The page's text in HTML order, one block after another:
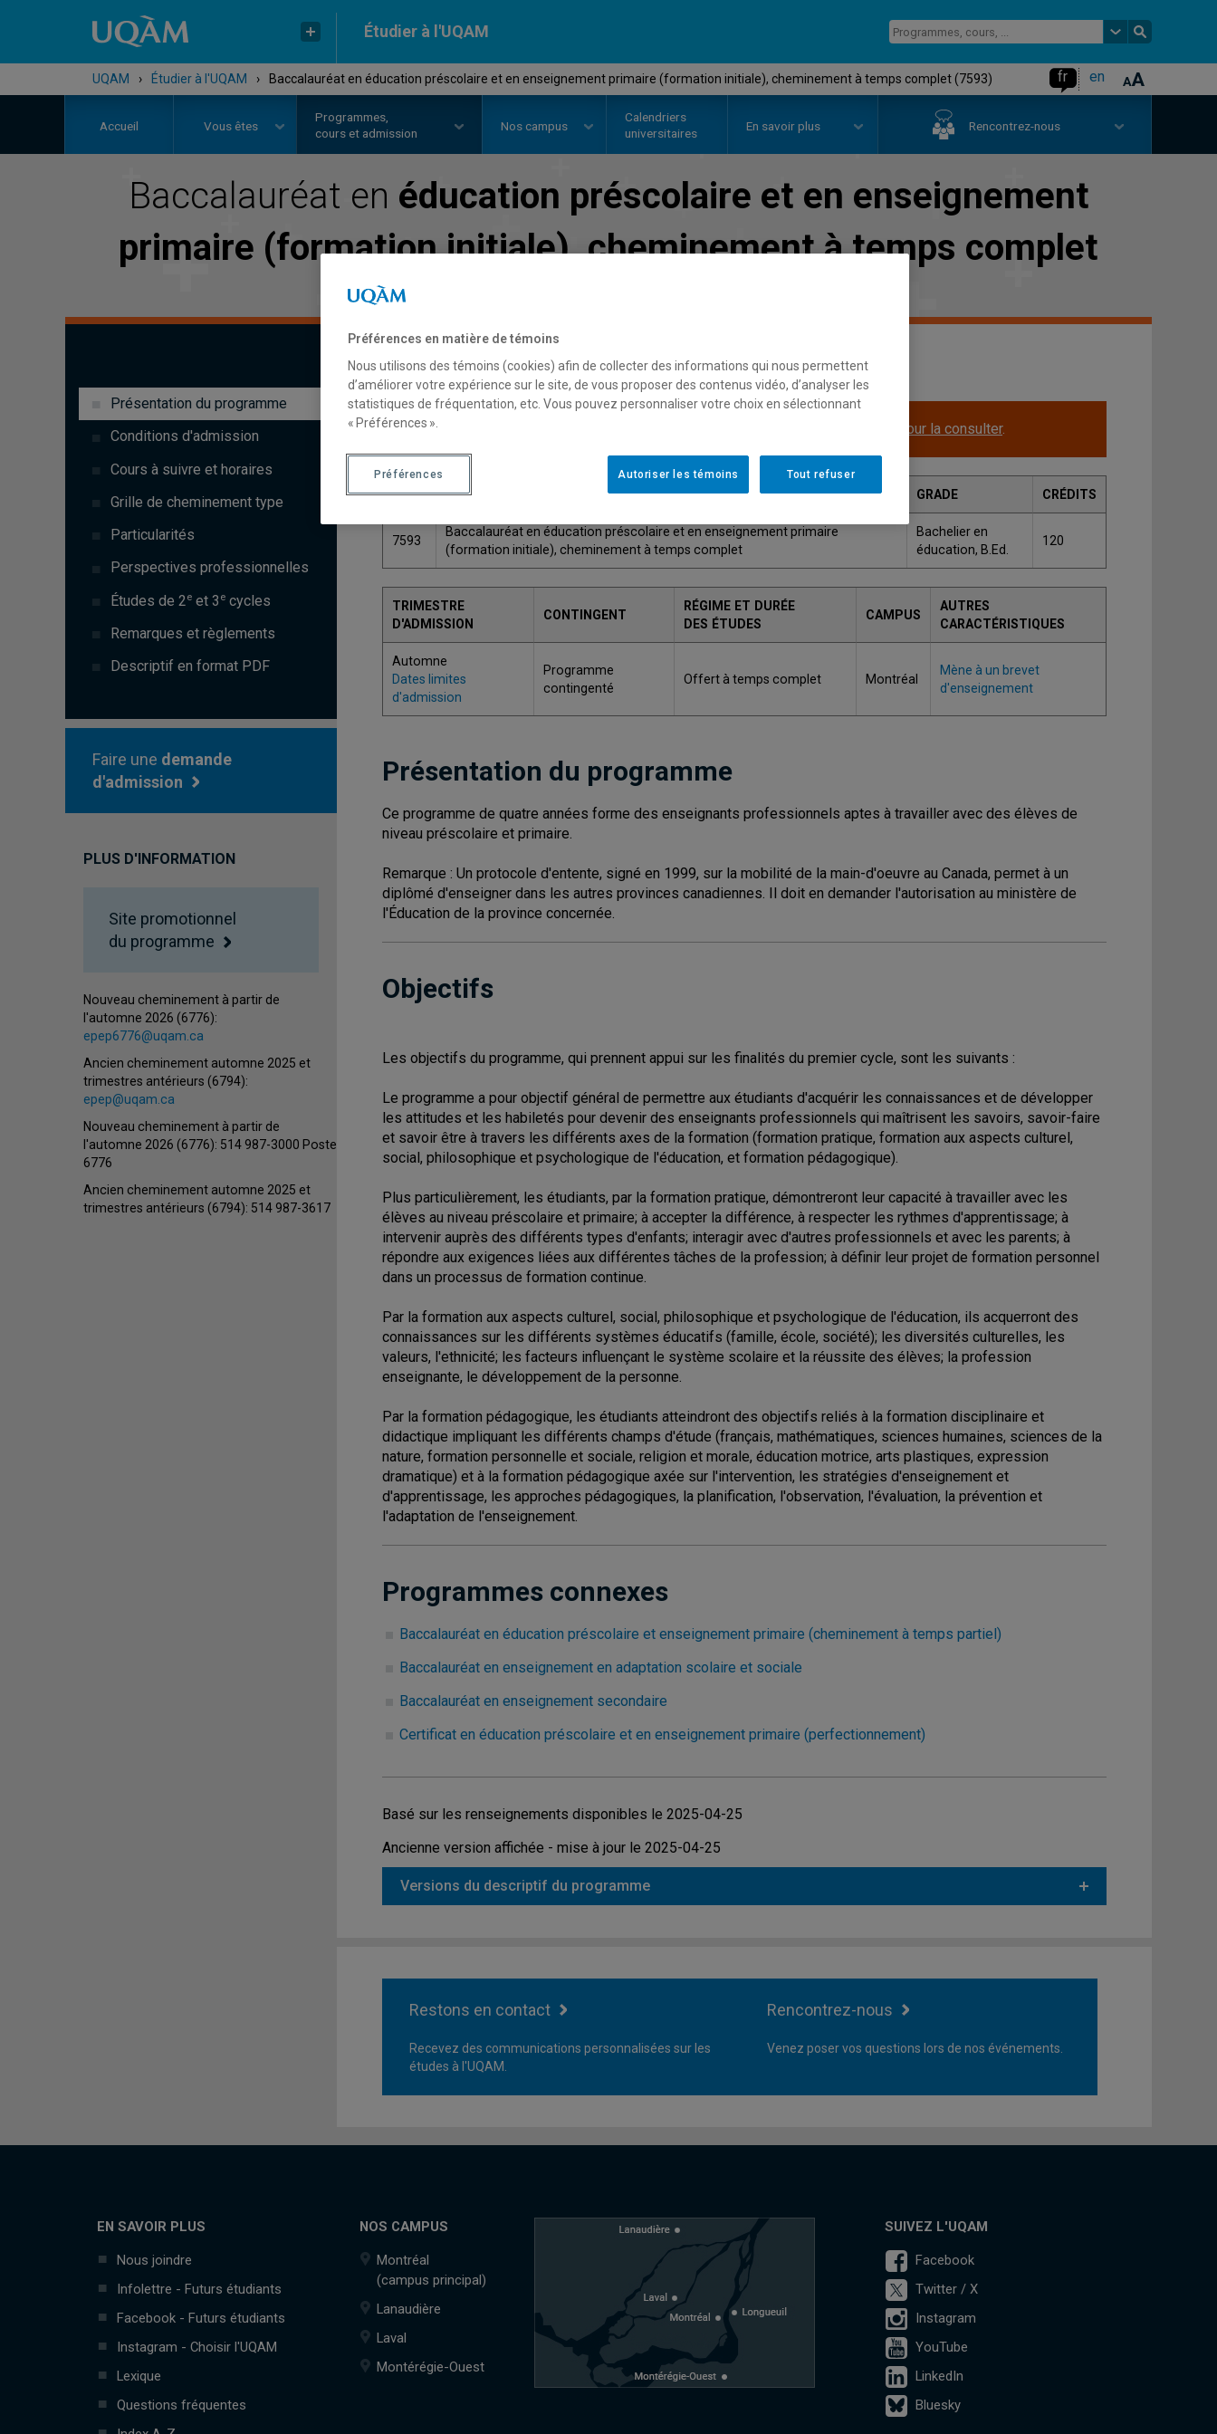
Étudier à l'UQAM
UQAM › Étudier à l'UQAM › Baccalauréat en éducation préscolaire et en enseignement primaire (formation initiale), cheminement à temps complet (7593) fr en
Accueil Vous êtes
Programmes,
cours et admission
Nos campus
Calendriers
universitaires
En savoir plus Rencontrez-nous
Baccalauréat en éducation préscolaire et en enseignement
primaire (formation initiale), cheminement à temps complet
Présentation du programme
Conditions d'admission
Cours à suivre et horaires
Grille de cheminement type
Particularités
Perspectives professionnelles
Études de 2 e et 3 e cycles
Remarques et règlements
Descriptif en format PDF
Faire une demande
d'admission
PLUS D'INFORMATION
Site promotionnel
du programme
Nouveau cheminement à partir de
l'automne 2026 (6776):
epep6776@uqam.ca
Ancien cheminement automne 2025 et
trimestres antérieurs (6794):
epep@uqam.ca
Nouveau cheminement à partir de
l'automne 2026 (6776): 514 987-3000 Poste
6776
Ancien cheminement automne 2025 et
trimestres antérieurs (6794): 514 987-3617
Cliquez ici pour la consulter.
CODE TITRE GRADE CRÉDITS
7593
Baccalauréat en éducation préscolaire et en enseignement primaire
(formation initiale), cheminement à temps complet
Bachelier en
éducation, B.Ed.
120
TRIMESTRE
D'ADMISSION
CONTINGENT
RÉGIME ET DURÉE
DES ÉTUDES
CAMPUS
AUTRES
CARACTÉRISTIQUES
Automne
Dates limites
d'admission
Programme
contingenté
Offert à temps complet Montréal
Mène à un brevet
d'enseignement
Présentation du programme
Ce programme de quatre années forme des enseignants professionnels aptes à travailler avec des élèves de
niveau préscolaire et primaire.
Remarque : Un protocole d'entente, signé en 1999, sur la mobilité de la main-d'oeuvre au Canada, permet à un
diplômé d'enseigner dans les autres provinces canadiennes. Il doit en demander l'autorisation au ministère de
l'Éducation de la province concernée.
Objectifs
Les objectifs du programme, qui prennent appui sur les finalités du premier cycle, sont les suivants :
Le programme a pour objectif général de permettre aux étudiants d'acquérir les connaissances et de développer
les attitudes et les habiletés pour devenir des enseignants professionnels qui maîtrisent les savoirs, savoir-faire
et savoir être à travers les différents axes de la formation (formation pratique, formation aux aspects culturel,
social, philosophique et psychologique de l'éducation, et formation pédagogique).
Plus particulièrement, les étudiants, par la formation pratique, démontreront leur capacité à travailler avec les
élèves au niveau préscolaire et primaire; à accepter la différence, à respecter les rythmes d'apprentissage; à
intervenir auprès des différents types d'enfants; interagir avec d'autres professionnels et avec les parents; à
répondre aux exigences liées aux différentes tâches de la profession; à définir leur projet de formation personnel
dans un processus de formation continue.
Par la formation aux aspects culturel, social, philosophique et psychologique de l'éducation, ils acquerront des
connaissances sur les différents systèmes éducatifs (famille, école, société); les diversités culturelles, les
valeurs, l'ethnicité; les facteurs influençant le système scolaire et la réussite des élèves; la profession
enseignante, le développement de la personne.
Par la formation pédagogique, les étudiants atteindront des objectifs reliés à la formation disciplinaire et
didactique impliquant les différents champs d'étude (français, mathématiques, sciences humaines, sciences de la
nature, formation personnelle et sociale, religion et morale, éducation motrice, arts plastiques, expression
dramatique) et à la formation pédagogique axée sur l'intervention, les stratégies d'enseignement et
d'apprentissage, les approches pédagogiques, la planification, l'observation, l'évaluation, la prévention et
l'adaptation de l'enseignement.
Programmes connexes
Baccalauréat en éducation préscolaire et enseignement primaire (cheminement à temps partiel)
Baccalauréat en enseignement en adaptation scolaire et sociale
Baccalauréat en enseignement secondaire
Certificat en éducation préscolaire et en enseignement primaire (perfectionnement)
Basé sur les renseignements disponibles le 2025-04-25
Ancienne version affichée - mise à jour le 2025-04-25
Versions du descriptif du programme
Restons en contact
Recevez des communications personnalisées sur les
études à l'UQAM.
Rencontrez-nous
Venez poser vos questions lors de nos événements.
EN SAVOIR PLUS
Nous joindre
Infolettre - Futurs étudiants
Facebook - Futurs étudiants
Instagram - Choisir l'UQAM
Lexique
Questions fréquentes
NOS CAMPUS
Montréal
(campus principal)
Lanaudière
Laval
Montérégie-Ouest
SUIVEZ L'UQAM
Facebook
Twitter / X
Instagram
YouTube
LinkedIn
Bluesky
Préférences en matière de témoins
Nous utilisons des témoins (cookies) afin de collecter des informations qui nous permettent
d’améliorer votre expérience sur le site, de vous proposer des contenus vidéo, d’analyser les
statistiques de fréquentation, etc. Vous pouvez personnaliser votre choix en sélectionnant
« Préférences ».
Tout refuser
Autoriser les témoins
Préférences